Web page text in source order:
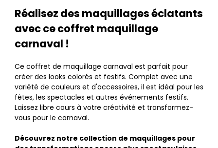
Réalisez des maquillages éclatants
avec ce coffret maquillage
carnaval !
Ce coffret de maquillage carnaval est parfait pour
créer des looks colorés et festifs. Complet avec une
variété de couleurs et d'accessoires, il est idéal pour les
fêtes, les spectacles et autres événements festifs.
Laissez libre cours à votre créativité et transformez-
vous pour le carnaval.
Découvrez notre collection de maquillages pour